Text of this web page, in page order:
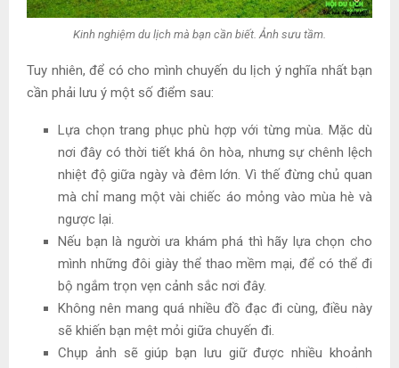
Kinh nghiệm du lịch mà bạn cần biết. Ảnh sưu tầm.
Tuy nhiên, để có cho mình chuyến du lịch ý nghĩa nhất bạn
cần phải lưu ý một số điểm sau:
Lựa chọn trang phục phù hợp với từng mùa. Mặc dù
nơi đây có thời tiết khá ôn hòa, nhưng sự chênh lệch
nhiệt độ giữa ngày và đêm lớn. Vì thế đừng chủ quan
mà chỉ mang một vài chiếc áo mỏng vào mùa hè và
ngược lại.
Nếu bạn là người ưa khám phá thì hãy lựa chọn cho
mình những đôi giày thể thao mềm mại, để có thể đi
bộ ngắm trọn vẹn cảnh sắc nơi đây.
Không nên mang quá nhiều đồ đạc đi cùng, điều này
sẽ khiến bạn mệt mỏi giữa chuyến đi.
Chụp ảnh sẽ giúp bạn lưu giữ được nhiều khoảnh